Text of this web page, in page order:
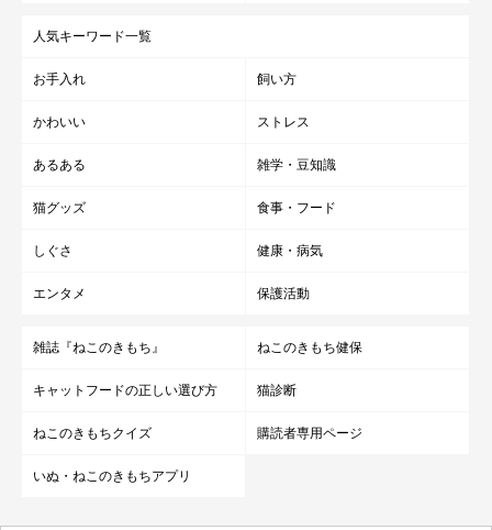
人気キーワード一覧
お手入れ 飼い方
かわいい ストレス
あるある 雑学・豆知識
猫グッズ 食事・フード
しぐさ 健康・病気
エンタメ 保護活動
雑誌『ねこのきもち』 ねこのきもち健保
キャットフードの正しい選び方 猫診断
ねこのきもちクイズ 購読者専用ページ
いぬ・ねこのきもちアプリ